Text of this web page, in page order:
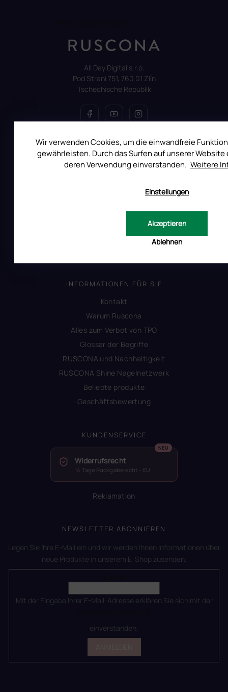
Wir verwenden Cookies, um die einwandfreie
gewährleisten. Durch das Surfen auf unserer Website
deren Verwendung einverstanden. Weitere
Einstellungen
Ablehnen
Akzeptieren
All Day Digital s.r.o.
Pod Strani 751, 760 01 Zlín
Tschechische Republik
ALLES ÜBER DEN EINKAUF
Reklamation
Datenschutzerklärung
Impressum
INFORMATIONEN FÜR SIE
Kontakt
Warum Ruscona
Alles zum Verbot von TPO
Glossar der Begriffe
RUSCONA und Nachhaltigkeit
RUSCONA Shine Nagelnetzwerk
Beliebte produkte
Geschäftsbewertung
KUNDENSERVICE
Widerrufsrecht
14 Tage Rückgaberecht – EU
Reklamation
NEWSLETTER ABONNIEREN
Legen Sie Ihre E-Mail ein und wir werden Ihnen Informationen über
neue Produkte in unserem E-Shop zusenden.
Mit der Eingabe Ihrer E-Mail-Adresse erklären Sie sich mit der
einverstanden.